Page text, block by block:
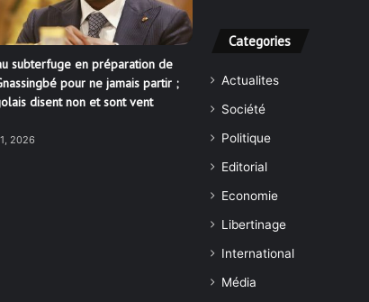
subterfuge en préparation de
pour ne jamais partir ;
disent non et sont vent
2026
Categories
Actualites
Société
Politique
Editorial
Economie
Libertinage
International
Média